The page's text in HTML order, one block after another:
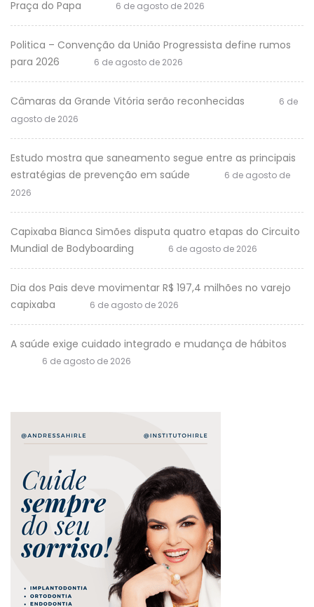
Praça do Papa
6 de agosto de 2026
Politica – Convenção da União Progressista define rumos
para 2026
6 de agosto de 2026
Câmaras da Grande Vitória serão reconhecidas
6 de
agosto de 2026
Estudo mostra que saneamento segue entre as principais
estratégias de prevenção em saúde
6 de agosto de
2026
Capixaba Bianca Simões disputa quatro etapas do Circuito
Mundial de Bodyboarding
6 de agosto de 2026
Dia dos Pais deve movimentar R$ 197,4 milhões no varejo
capixaba
6 de agosto de 2026
A saúde exige cuidado integrado e mudança de hábitos
6 de agosto de 2026